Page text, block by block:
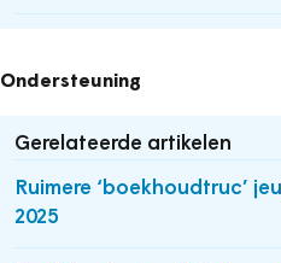
Ondersteuning
Gerelateerde artikelen
Ruimere ‘boekhoudtruc’
2025